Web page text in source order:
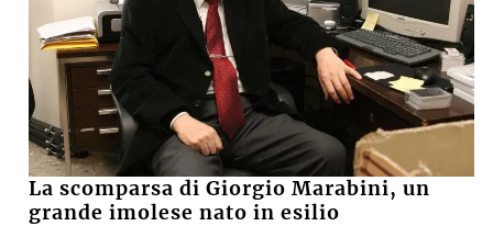
La scomparsa di Giorgio Marabini, un
grande imolese nato in esilio